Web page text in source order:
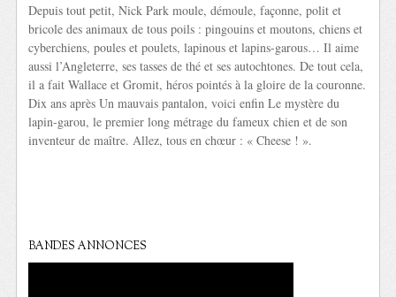
Depuis tout petit, Nick Park moule, démoule, façonne, polit et
bricole des animaux de tous poils : pingouins et moutons, chiens et
cyberchiens, poules et poulets, lapinous et lapins-garous… Il aime
aussi l’Angleterre, ses tasses de thé et ses autochtones. De tout cela,
il a fait Wallace et Gromit, héros pointés à la gloire de la couronne.
Dix ans après Un mauvais pantalon, voici enfin Le mystère du
lapin-garou, le premier long métrage du fameux chien et de son
inventeur de maître. Allez, tous en chœur : « Cheese ! ».
BANDES ANNONCES